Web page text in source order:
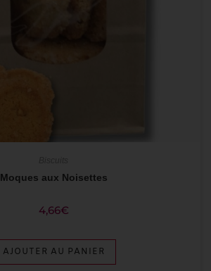
Moques aux Noisettes
4,66€
AJOUTER AU PANIER